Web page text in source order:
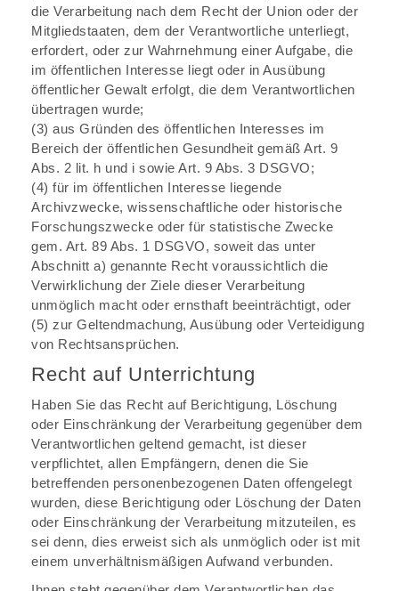
die Verarbeitung nach dem Recht der Union oder der
Mitgliedstaaten, dem der Verantwortliche unterliegt,
erfordert, oder zur Wahrnehmung einer Aufgabe, die
im öffentlichen Interesse liegt oder in Ausübung
öffentlicher Gewalt erfolgt, die dem Verantwortlichen
übertragen wurde;
(3) aus Gründen des öffentlichen Interesses im
Bereich der öffentlichen Gesundheit gemäß Art. 9
Abs. 2 lit. h und i sowie Art. 9 Abs. 3 DSGVO;
(4) für im öffentlichen Interesse liegende
Archivzwecke, wissenschaftliche oder historische
Forschungszwecke oder für statistische Zwecke
gem. Art. 89 Abs. 1 DSGVO, soweit das unter
Abschnitt a) genannte Recht voraussichtlich die
Verwirklichung der Ziele dieser Verarbeitung
unmöglich macht oder ernsthaft beeinträchtigt, oder
(5) zur Geltendmachung, Ausübung oder Verteidigung
von Rechtsansprüchen.
Recht auf Unterrichtung
Haben Sie das Recht auf Berichtigung, Löschung
oder Einschränkung der Verarbeitung gegenüber dem
Verantwortlichen geltend gemacht, ist dieser
verpflichtet, allen Empfängern, denen die Sie
betreffenden personenbezogenen Daten offengelegt
wurden, diese Berichtigung oder Löschung der Daten
oder Einschränkung der Verarbeitung mitzuteilen, es
sei denn, dies erweist sich als unmöglich oder ist mit
einem unverhältnismäßigen Aufwand verbunden.